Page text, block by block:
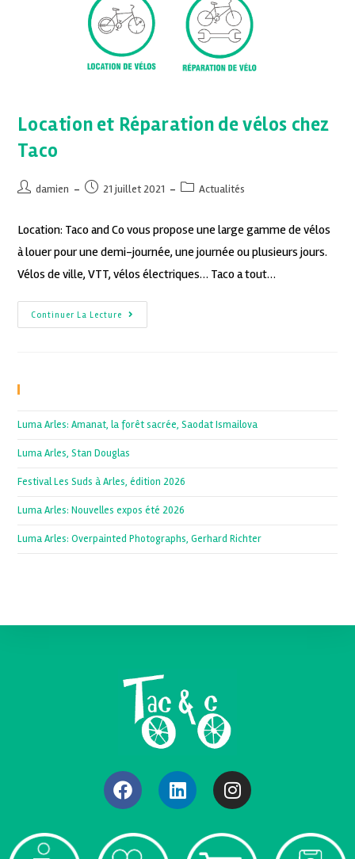
Location et Réparation de vélos chez
Taco
damien 21 juillet 2021 Actualités
Location: Taco and Co vous propose une large gamme de vélos
à louer pour une demi-journée, une journée ou plusieurs jours.
Vélos de ville, VTT, vélos électriques… Taco a tout…
Continuer La Lecture
Luma Arles: Amanat, la forêt sacrée, Saodat Ismailova
Luma Arles, Stan Douglas
Festival Les Suds à Arles, édition 2026
Luma Arles: Nouvelles expos été 2026
Luma Arles: Overpainted Photographs, Gerhard Richter